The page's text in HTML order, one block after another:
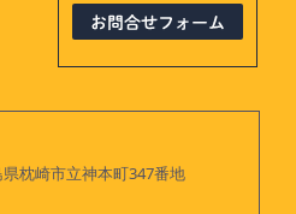
枕崎市立神本町347番地